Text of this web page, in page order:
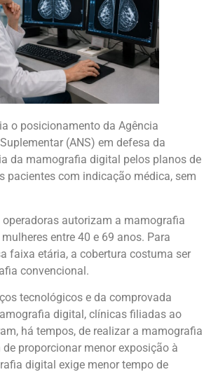
o posicionamento da Agência
(ANS) em defesa da
da mamografia digital pelos planos de
pacientes com indicação médica, sem
autorizam a mamografia
entre 40 e 69 anos. Para
faixa etária, a cobertura costuma ser
convencional.
tecnológicos e da comprovada
digital, clínicas filiadas ao
há tempos, de realizar a mamografia
proporcionar menor exposição à
digital exige menor tempo de